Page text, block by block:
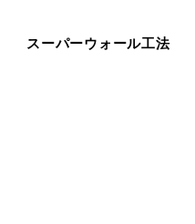
スーパーウォール工法